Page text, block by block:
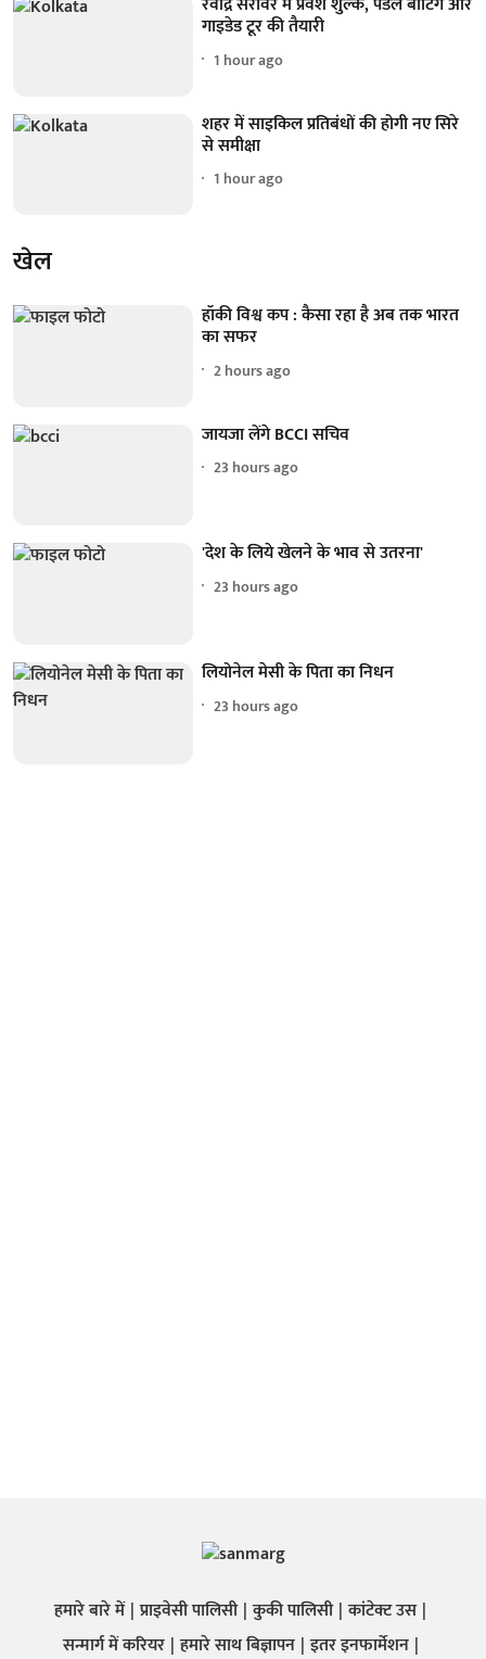
गाइडेड टूर की तैयारी
1 hour ago
शहर में साइकिल प्रतिबंधों की होगी नए सिरे
से समीक्षा
1 hour ago
खेल
हॉकी विश्व कप : कैसा रहा है अब तक भारत
का सफर
2 hours ago
जायजा लेंगे BCCI सचिव
23 hours ago
'देश के लिये खेलने के भाव से उतरना'
23 hours ago
लियोनेल मेसी के पिता का निधन
23 hours ago
हमारे बारे में प्राइवेसी पालिसी कुकी पालिसी कांटेक्ट उस
सन्मार्ग में करियर हमारे साथ बिज्ञापन इतर इनफार्मेशन